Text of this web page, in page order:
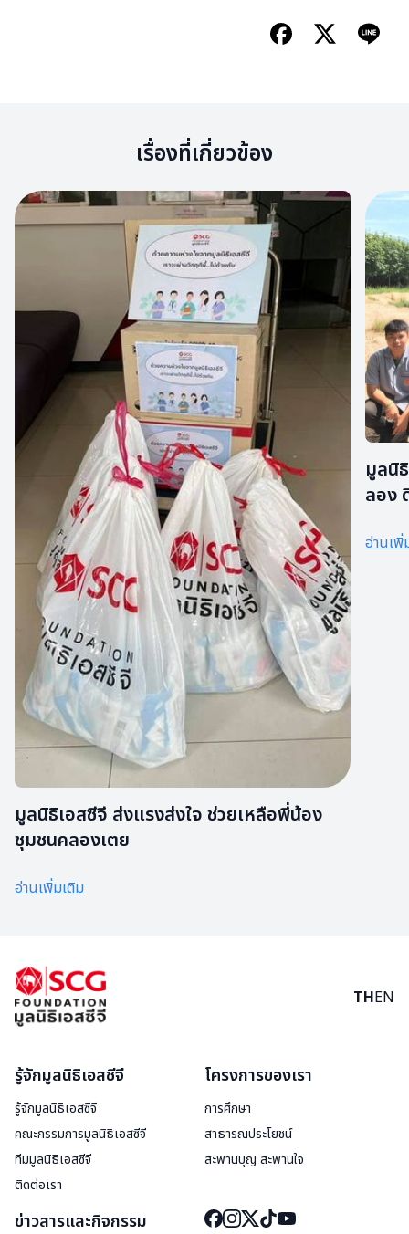
เรื่องที่เกี่ยวข้อง
มูลนิธิเอสซีจี ส่งแรงส่งใจ ช่วยเหลือพี่น้อง
ชุมชนคลองเตย
อ่านเพิ่มเติม
มูลนิ
ลอง
อ่านเพิ่
THEN
รู้จักมูลนิธิเอสซีจี
รู้จักมูลนิธิเอสซีจี
คณะกรรมการมูลนิธิเอสซีจี
ทีมมูลนิธิเอสซีจี
ติดต่อเรา
โครงการของเรา
การศึกษา
สาธารณประโยชน์
สะพานบุญ สะพานใจ
ข่าวสารและกิจกรรม